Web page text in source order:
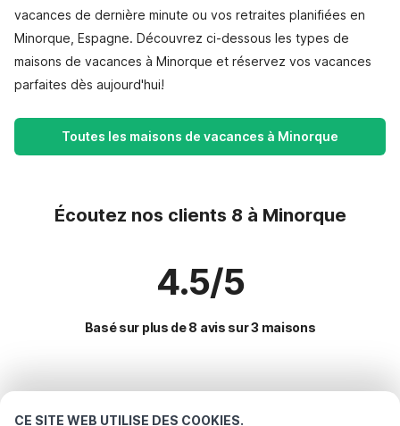
CE SITE WEB UTILISE DES COOKIES.
vacances de dernière minute ou vos retraites planifiées en
Minorque, Espagne. Découvrez ci-dessous les types de
maisons de vacances à Minorque et réservez vos vacances
parfaites dès aujourd'hui!
Toutes les maisons de vacances à Minorque
Écoutez nos clients 8 à Minorque
4.5/5
Basé sur plus de 8 avis sur 3 maisons